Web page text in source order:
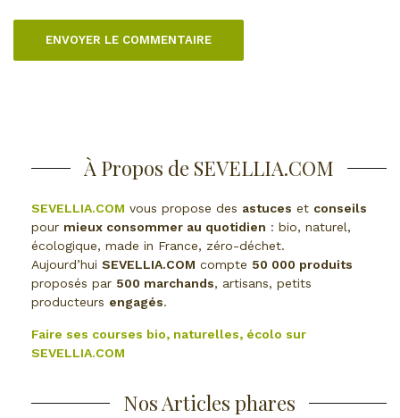
À Propos de SEVELLIA.COM
SEVELLIA.COM vous propose des astuces et conseils
pour mieux consommer au quotidien : bio, naturel,
écologique, made in France, zéro-déchet.
Aujourd’hui SEVELLIA.COM compte 50 000 produits
proposés par 500 marchands, artisans, petits
producteurs engagés.
Faire ses courses bio, naturelles, écolo sur
SEVELLIA.COM
Nos Articles phares